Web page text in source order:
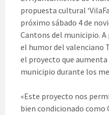
propuesta cultural
próximo sábado 4 de
Cantons del municipio.
el humor del valenciano
el proyecto que
municipio durante los
«Este proyecto nos
bien condicionado como